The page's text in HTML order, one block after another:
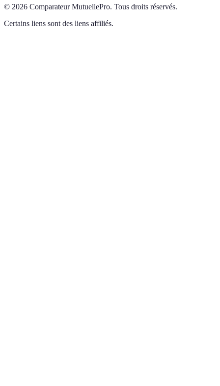
© 2026 Comparateur MutuellePro. Tous droits réservés.
Certains liens sont des liens affiliés.